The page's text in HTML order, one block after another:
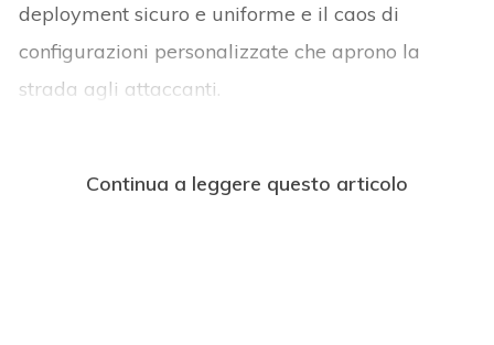
deployment sicuro e uniforme e il caos di
configurazioni personalizzate che aprono la
strada agli attaccanti.
Continua a leggere questo articolo